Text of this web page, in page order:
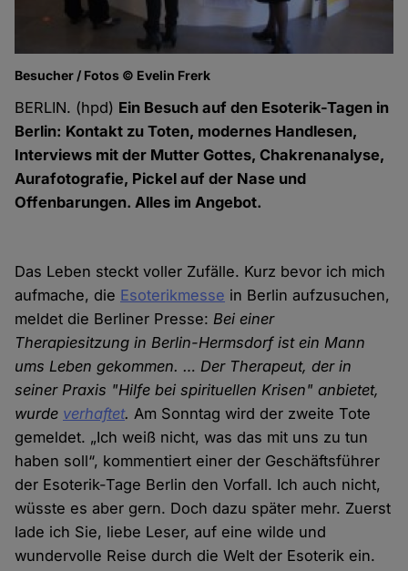
Besucher / Fotos © Evelin Frerk
BERLIN. (hpd) Ein Besuch auf den Esoterik-Tagen in
Berlin: Kontakt zu Toten, modernes Handlesen,
Interviews mit der Mutter Gottes, Chakrenanalyse,
Aurafotografie, Pickel auf der Nase und
Offenbarungen. Alles im Angebot.
Das Leben steckt voller Zufälle. Kurz bevor ich mich
aufmache, die Esoterikmesse in Berlin aufzusuchen,
meldet die Berliner Presse:Bei einer
Therapiesitzung in Berlin-Hermsdorf ist ein Mann
ums Leben gekommen. … Der Therapeut, der in
seiner Praxis "Hilfe bei spirituellen Krisen" anbietet,
wurde verhaftet. Am Sonntag wird der zweite Tote
gemeldet. „Ich weiß nicht, was das mit uns zu tun
haben soll“, kommentiert einer der Geschäftsführer
der Esoterik-Tage Berlin den Vorfall. Ich auch nicht,
wüsste es aber gern. Doch dazu später mehr. Zuerst
lade ich Sie, liebe Leser, auf eine wilde und
wundervolle Reise durch die Welt der Esoterik ein.